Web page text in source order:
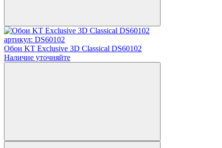
артикул: DS60102
Обои KT Exclusive 3D Classical DS60102
Наличие уточняйте